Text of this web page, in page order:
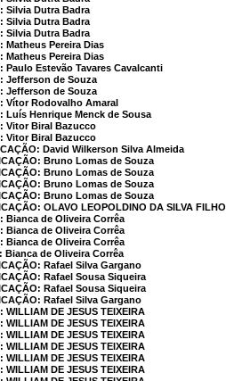
Silvia Dutra Badra
Silvia Dutra Badra
Silvia Dutra Badra
Matheus Pereira Dias
Matheus Pereira Dias
Paulo Estevão Tavares Cavalcanti
Jefferson de Souza
Jefferson de Souza
Vítor Rodovalho Amaral
Luís Henrique Menck de Sousa
Vitor Biral Bazucco
Vitor Biral Bazucco
David Wilkerson Silva Almeida
Bruno Lomas de Souza
Bruno Lomas de Souza
Bruno Lomas de Souza
Bruno Lomas de Souza
OLAVO LEOPOLDINO DA SILVA FILHO
Bianca de Oliveira Corrêa
Bianca de Oliveira Corrêa
Bianca de Oliveira Corrêa
Bianca de Oliveira Corrêa
Rafael Silva Gargano
Rafael Sousa Siqueira
Rafael Sousa Siqueira
Rafael Silva Gargano
WILLIAM DE JESUS TEIXEIRA
WILLIAM DE JESUS TEIXEIRA
WILLIAM DE JESUS TEIXEIRA
WILLIAM DE JESUS TEIXEIRA
WILLIAM DE JESUS TEIXEIRA
WILLIAM DE JESUS TEIXEIRA